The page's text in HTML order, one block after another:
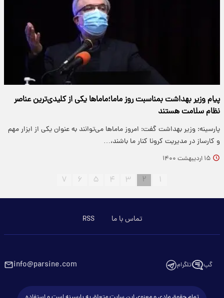
پیام وزیر بهداشت بمناسبت روز ماما؛ماماها یکی از کلیدی‌ترین عناصر
نظام سلامت هستند
پارسینه: وزیر بهداشت گفت: امروز ماماها می‌توانند به عنوان یکی از ابزار مهم
و کارساز در مدیریت کرونا کنار ما باشند،…
۱۵ اردیبهشت ۱۴۰۰
۱ ۲ ۳ ۴ ۵ ۶ ۷
تماس با ما RSS
گپ تلگرام info@parsine.com